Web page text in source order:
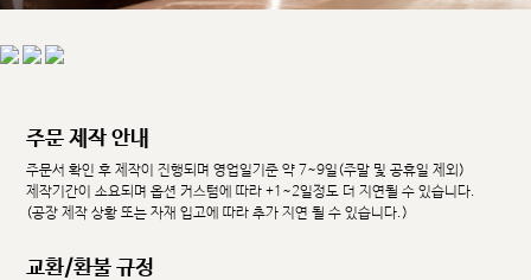
주문 제작 안내
주문서 확인 후 제작이 진행되며 영업일기준 약 7~9일(주말 및 공휴일 제외)
제작기간이 소요되며 옵션 커스텀에 따라 +1~2일정도 더 지연될 수 있습니다.
(공장 제작 상황 또는 자재 입고에 따라 추가 지연 될 수 있습니다.)
교환/환불 규정